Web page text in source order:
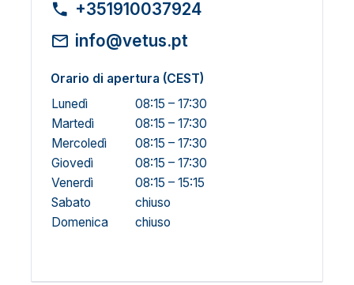
+351910037924
info@vetus.pt
Orario di apertura (CEST)
Lunedì
08:15 – 17:30
Martedì
08:15 – 17:30
Mercoledì
08:15 – 17:30
Giovedì
08:15 – 17:30
Venerdì
08:15 – 15:15
Sabato
chiuso
Domenica
chiuso